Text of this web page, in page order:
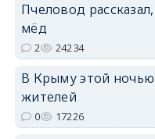
Пчеловод
мёд
2 24234
В Крыму этой
жителей
0 17226